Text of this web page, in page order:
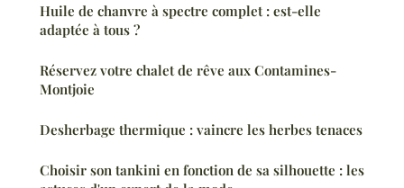
Huile de chanvre à spectre complet : est-elle
adaptée à tous ?
Réservez votre chalet de rêve aux Contamines-
Montjoie
Desherbage thermique : vaincre les herbes tenaces
Choisir son tankini en fonction de sa silhouette : les